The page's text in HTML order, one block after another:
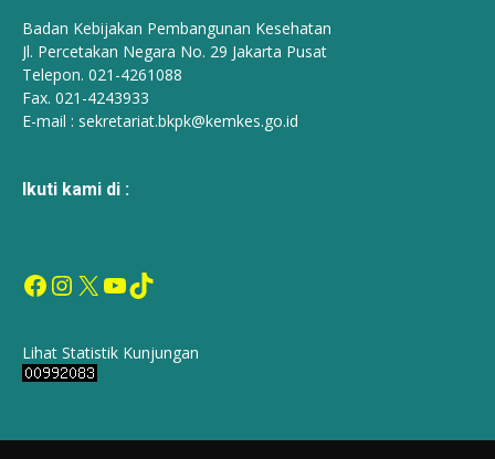
Badan Kebijakan Pembangunan Kesehatan
Jl. Percetakan Negara No. 29 Jakarta Pusat
Telepon. 021-4261088
Fax. 021-4243933
E-mail : sekretariat.bkpk@kemkes.go.id
Ikuti kami di :
Facebook
Instagram
X YouTube
TikTok
Lihat Statistik Kunjungan